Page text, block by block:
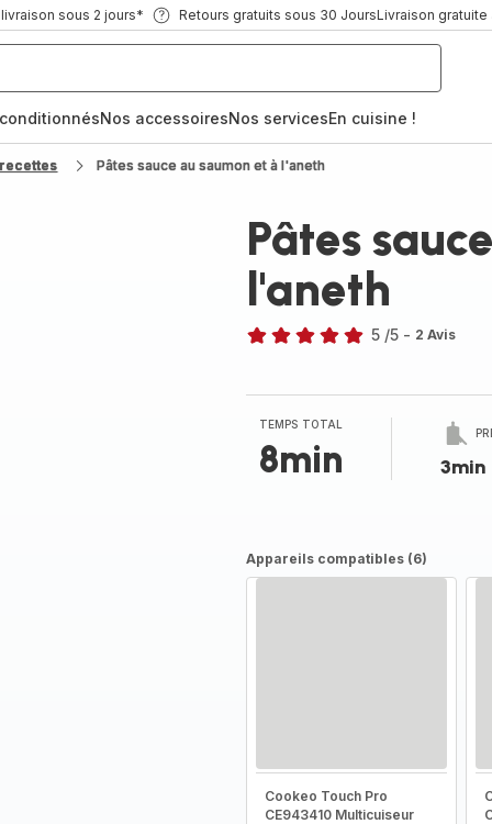
sous 2 jours* Retours gratuits sous 30 JoursLivraison gratuite
Nos accessoiresNos servicesEn cuisine !
Pâtes sauce au saumon et à l'aneth
Pâtes
l'aneth
étoiles
(moyenne)
5 /5 - 2 Avis
TEMPS TOTAL
8min 3min
Appareils compatibles (6)
Cookeo Touch Pro
CE943410 Multicuiseur